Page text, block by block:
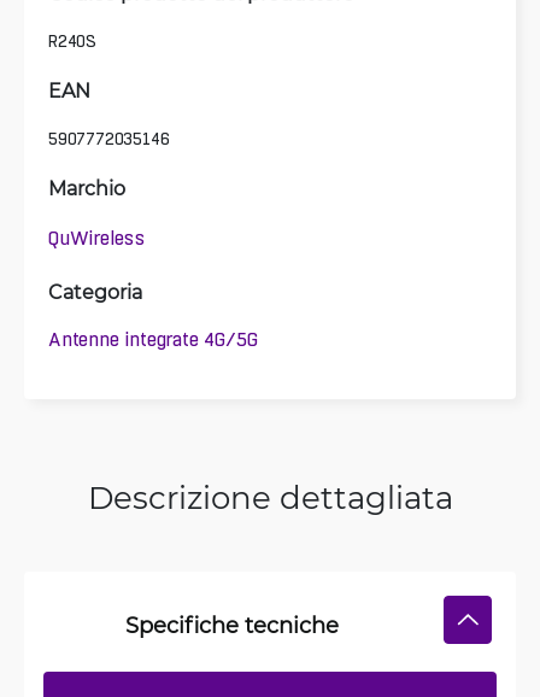
R240S
EAN
5907772035146
Marchio
QuWireless
Categoria
Antenne integrate 4G/5G
Descrizione dettagliata
Specifiche tecniche